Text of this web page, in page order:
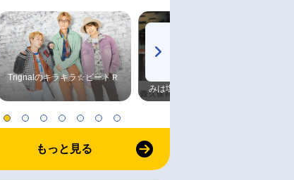
Trignalのキラキラ☆ビートＲ
みは塩だけ
もっと見る